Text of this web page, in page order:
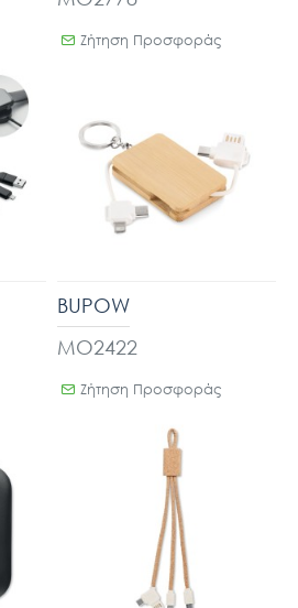
Ζήτηση Προσφοράς
MO2422
BUPOW
Ζήτηση Προσφοράς